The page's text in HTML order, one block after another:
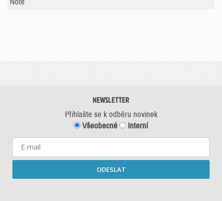
Note
NEWSLETTER
Přihlašte se k odběru novinek
Všeobecné
Interní
ODESLAT